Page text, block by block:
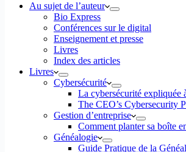
Au sujet de l’auteur
Bio Express
Conférences sur le digital
Enseignement et presse
Livres
Index des articles
Livres
Cybersécurité
La cybersécurité expliquée
The CEO’s Cybersecurity
Gestion d’entreprise
Comment planter sa boîte
Généalogie
Guide Pratique de la